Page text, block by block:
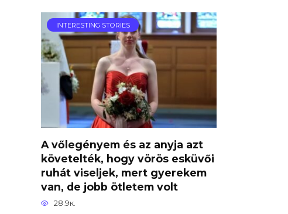
INTERESTING STORIES
A vőlegényem és az anyja azt
követelték, hogy vörös esküvői
ruhát viseljek, mert gyerekem
van, de jobb ötletem volt
28.9к.